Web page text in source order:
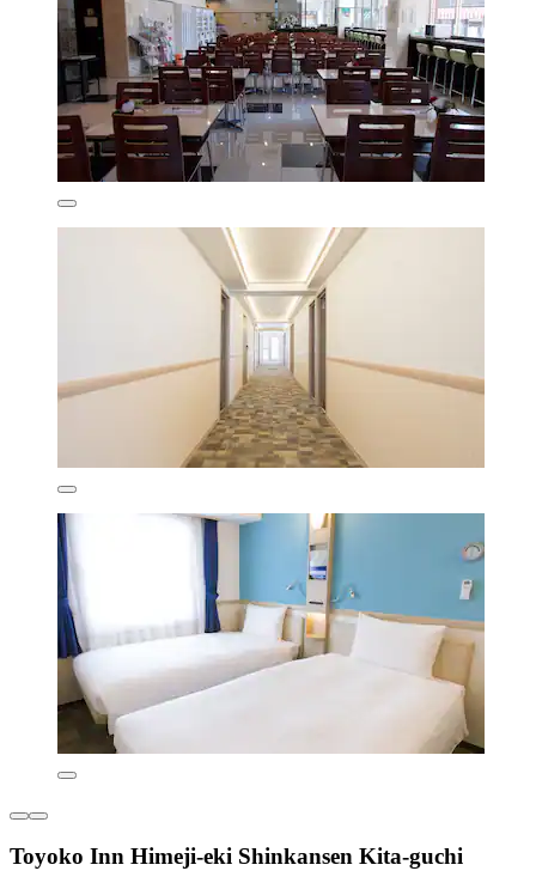
Toyoko Inn Himeji-eki Shinkansen Kita-guchi